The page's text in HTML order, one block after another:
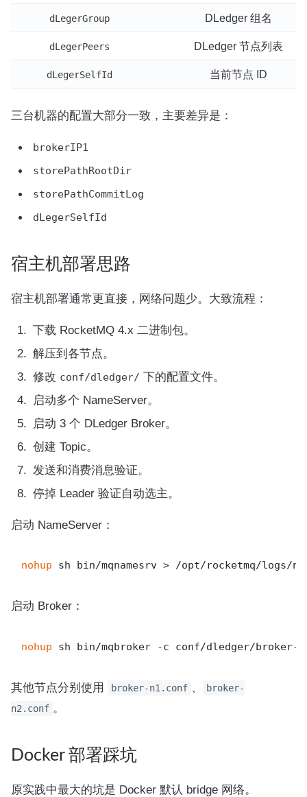
dLegerGroup DLedger 组名
dLegerPeers DLedger 节点列表
dLegerSelfId 当前节点 ID
三台机器的配置大部分一致，主要差异是：
brokerIP1
storePathRootDir
storePathCommitLog
dLegerSelfId
宿主机部署思路
宿主机部署通常更直接，网络问题少。大致流程：
下载 RocketMQ 4.x 二进制包。
解压到各节点。
修改 conf/dledger/ 下的配置文件。
启动多个 NameServer。
启动 3 个 DLedger Broker。
创建 Topic。
发送和消费消息验证。
停掉 Leader 验证自动选主。
启动 NameServer：
nohup
启动 Broker：
nohup
其他节点分别使用 broker-n1.conf 、
broker-
n2.conf 。
Docker 部署踩坑
原实践中最大的坑是 Docker 默认 bridge 网络。